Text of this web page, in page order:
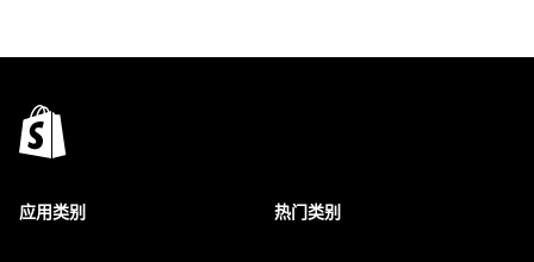
应用类别 热门类别